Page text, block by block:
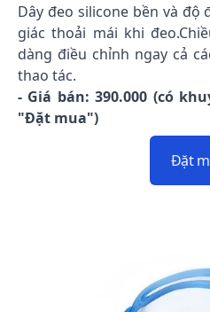
Dây đeo silicone bền và độ
giác thoải mái khi
dàng điều chỉnh ngay cả
thao tác.
- Giá bán: 390.000 (có
"Đặt mua")
Đặt